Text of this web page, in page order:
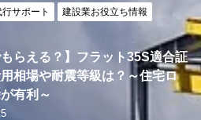
サポート 建設業お役立ち情報
もらえる？】フラット35S適合証
相場や耐震等級は？～住宅ロ
有利～